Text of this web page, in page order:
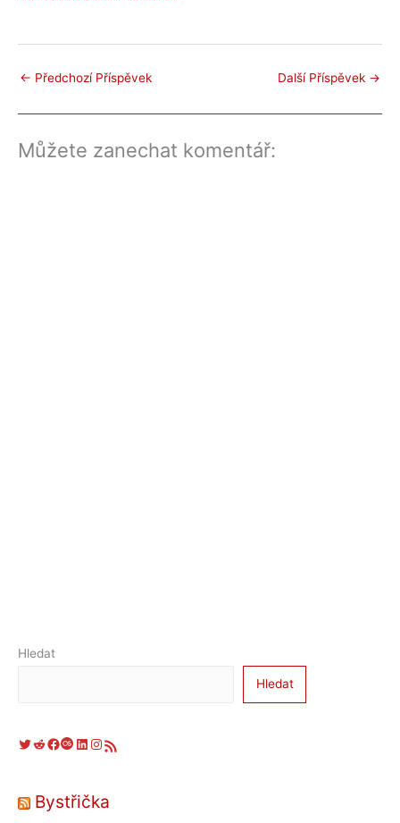
← Předchozí Příspěvek Další Příspěvek →
Můžete zanechat komentář:
Hledat
Hledat
Twitter Reddit Facebook Last.fm LinkedIn Instagram RSS zdroj
Bystřička